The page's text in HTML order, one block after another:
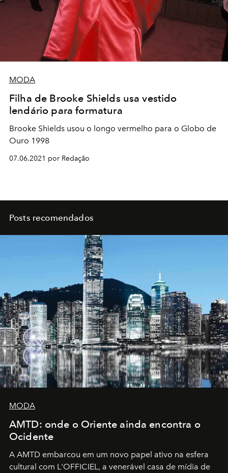
MODA
Filha de Brooke Shields usa vestido
lendário para formatura
Brooke Shields usou o longo vermelho para o Globo de
Ouro 1998
07.06.2021 por Redação
Posts recomendados
MODA
AMTD: onde o Oriente ainda encontra o
Ocidente
A AMTD embarcou em um novo papel ativo na esfera
cultural com L'OFFICIEL, a venerável casa de mídia de